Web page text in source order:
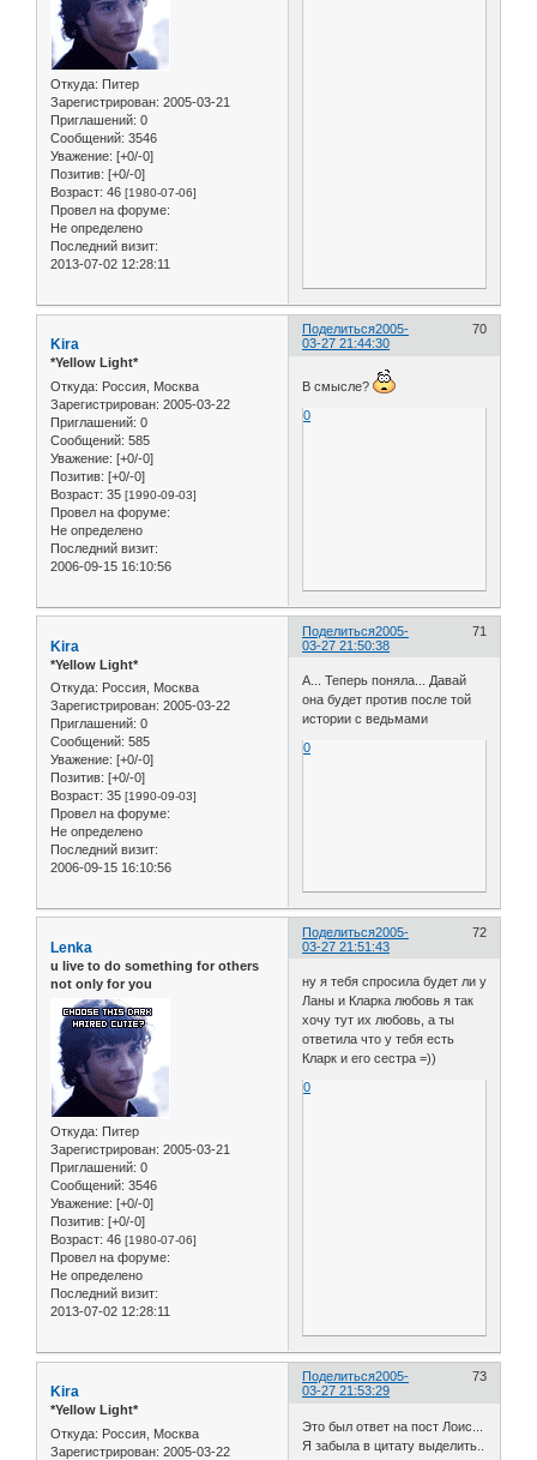
Откуда: Питер
Зарегистрирован: 2005-03-21
Приглашений: 0
Сообщений: 3546
Уважение: [+0/-0]
Позитив: [+0/-0]
Возраст: 46 [1980-07-06]
Провел на форуме:
Не определено
Последний визит:
2013-07-02 12:28:11
Поделиться 70
2005-
03-27 21:44:30
Kira
*Yellow Light*
Откуда: Россия, Москва
Зарегистрирован: 2005-03-22
Приглашений: 0
Сообщений: 585
Уважение: [+0/-0]
Позитив: [+0/-0]
Возраст: 35 [1990-09-03]
Провел на форуме:
Не определено
Последний визит:
2006-09-15 16:10:56
В смысле?
0
Поделиться 71
2005-
03-27 21:50:38
Kira
*Yellow Light*
Откуда: Россия, Москва
Зарегистрирован: 2005-03-22
Приглашений: 0
Сообщений: 585
Уважение: [+0/-0]
Позитив: [+0/-0]
Возраст: 35 [1990-09-03]
Провел на форуме:
Не определено
Последний визит:
2006-09-15 16:10:56
А... Теперь поняла... Давай
она будет против после той
истории с ведьмами
0
Поделиться 72
2005-
03-27 21:51:43
Lenka
u live to do something for others
not only for you
Откуда: Питер
Зарегистрирован: 2005-03-21
Приглашений: 0
Сообщений: 3546
Уважение: [+0/-0]
Позитив: [+0/-0]
Возраст: 46 [1980-07-06]
Провел на форуме:
Не определено
Последний визит:
2013-07-02 12:28:11
ну я тебя спросила будет ли у
Ланы и Кларка любовь я так
хочу тут их любовь, а ты
ответила что у тебя есть
Кларк и его сестра =))
0
Поделиться 73
2005-
03-27 21:53:29
Kira
*Yellow Light*
Откуда: Россия, Москва
Зарегистрирован: 2005-03-22
Это был ответ на пост Лоис...
Я забыла в цитату выделить..